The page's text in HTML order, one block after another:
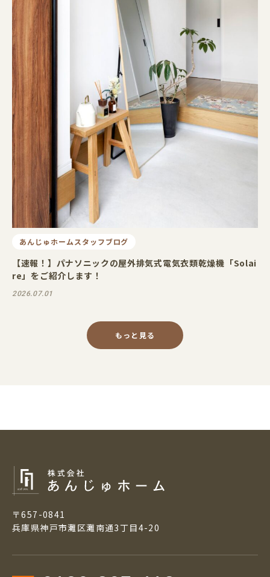
あんじゅホームスタッフブログ
【速報！】パナソニックの屋外排気式電気衣類乾燥機「Solai
re」をご紹介します！
2026.07.01
もっと見る
〒657-0841
兵庫県神戸市灘区灘南通3丁目4-20